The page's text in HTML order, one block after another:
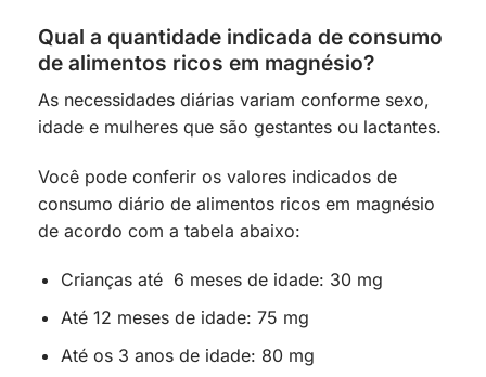
Qual a quantidade indicada de consumo
de alimentos ricos em magnésio?
As necessidades diárias variam conforme sexo,
idade e mulheres que são gestantes ou lactantes.
Você pode conferir os valores indicados de
consumo diário de alimentos ricos em magnésio
de acordo com a tabela abaixo:
Crianças até 6 meses de idade: 30 mg
Até 12 meses de idade: 75 mg
Até os 3 anos de idade: 80 mg